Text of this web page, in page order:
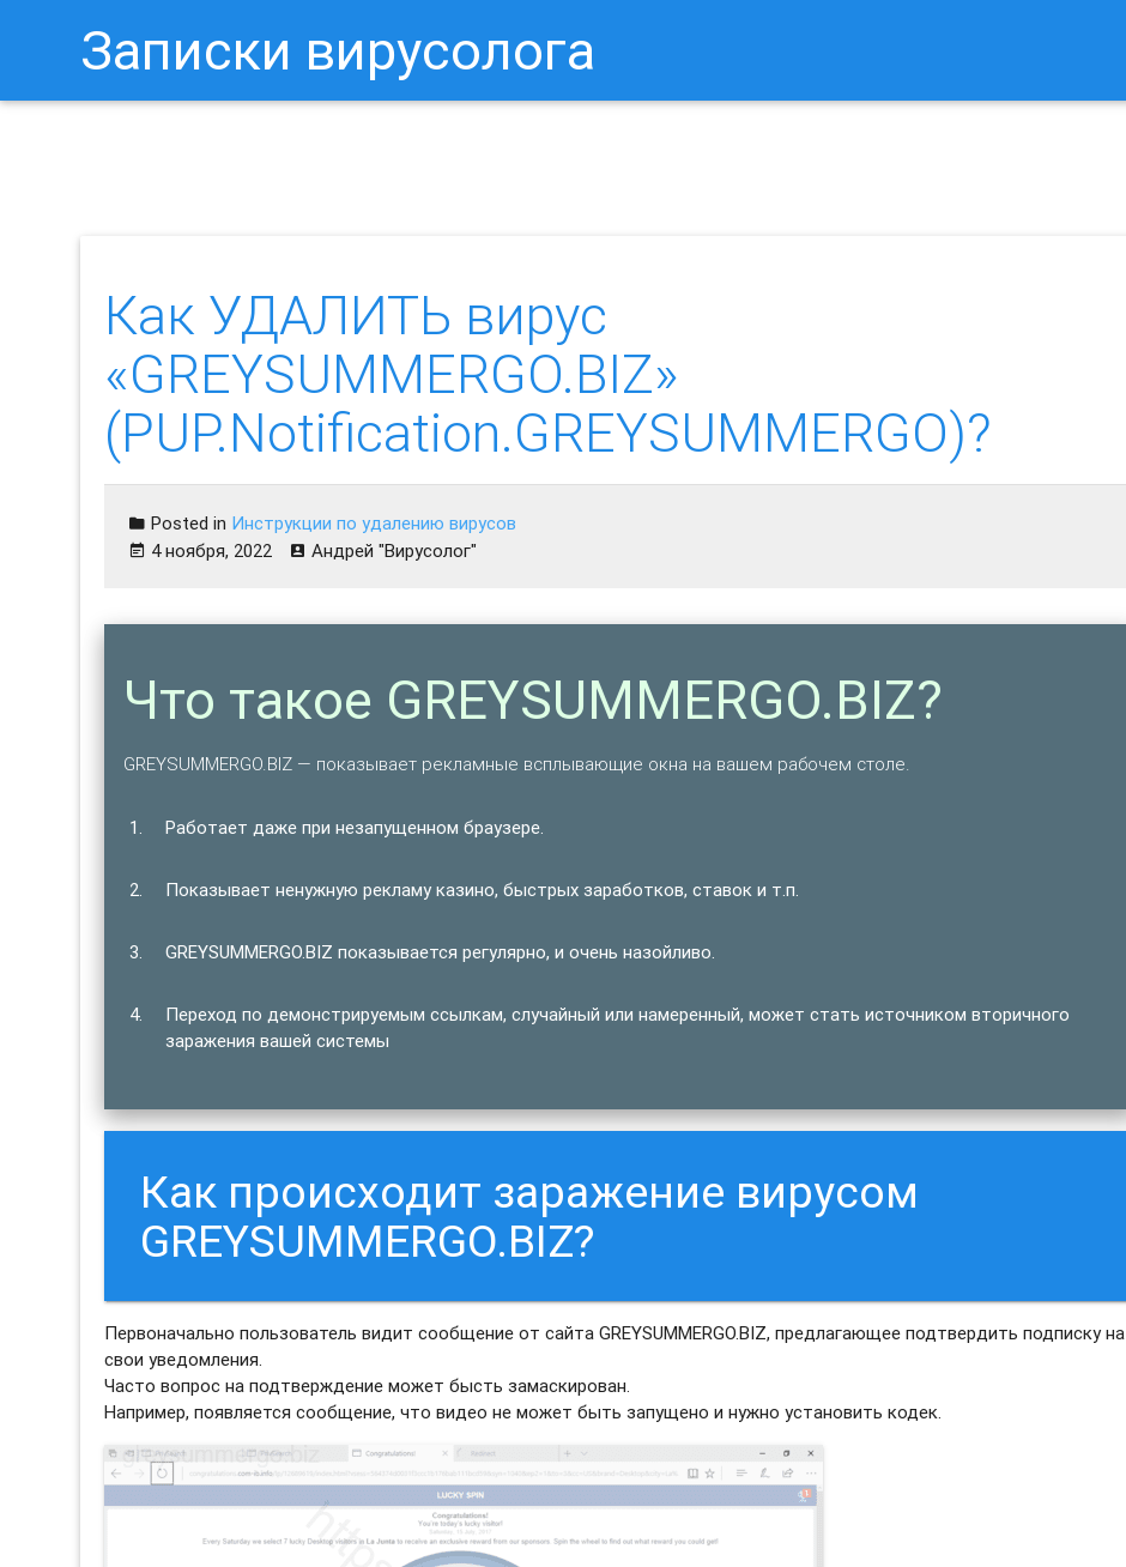
Записки вирусолога
Как УДАЛИТЬ вирус
«GREYSUMMERGO.BIZ»
(PUP.Notification.GREYSUMMERGO)?
Posted in Инструкции по удалению вирусов
4 ноября, 2022
Андрей "Вирусолог"
Что такое GREYSUMMERGO.BIZ?
GREYSUMMERGO.BIZ — показывает рекламные всплывающие окна на вашем рабочем столе.
Работает даже при незапущенном браузере.
Показывает ненужную рекламу казино, быстрых заработков, ставок и т.п.
GREYSUMMERGO.BIZ показывается регулярно, и очень назойливо.
Переход по демонстрируемым ссылкам, случайный или намеренный, может стать источником вторичного
заражения вашей системы
Как происходит заражение вирусом
GREYSUMMERGO.BIZ?
Первоначально пользователь видит сообщение от сайта GREYSUMMERGO.BIZ, предлагающее подтвердить подписку на
свои уведомления.
Часто вопрос на подтверждение может бысть замаскирован.
Например, появляется сообщение, что видео не может быть запущено и нужно установить кодек.